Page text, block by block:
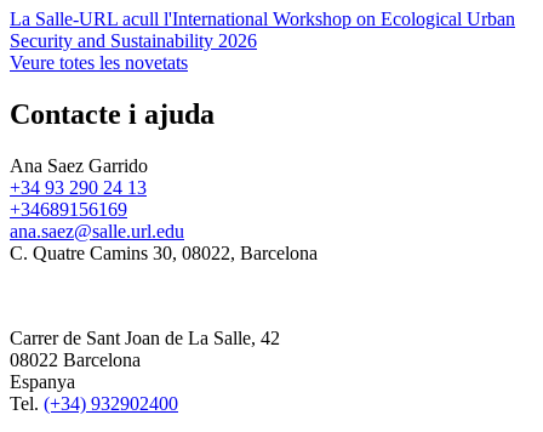
La Salle-URL acull l'International Workshop on Ecological Urban
Security and Sustainability 2026
Veure totes les novetats
Contacte i ajuda
Ana Saez Garrido
+34 93 290 24 13
+34689156169
ana.saez@salle.url.edu
C. Quatre Camins 30, 08022, Barcelona
Carrer de Sant Joan de La Salle, 42
08022 Barcelona
Espanya
Tel. (+34) 932902400